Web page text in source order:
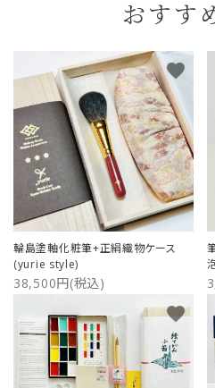
おすす
輪島塗軸化粧筆+正絹織物ケース
(yurie style)
38,500円(税込)
favorite
favorite